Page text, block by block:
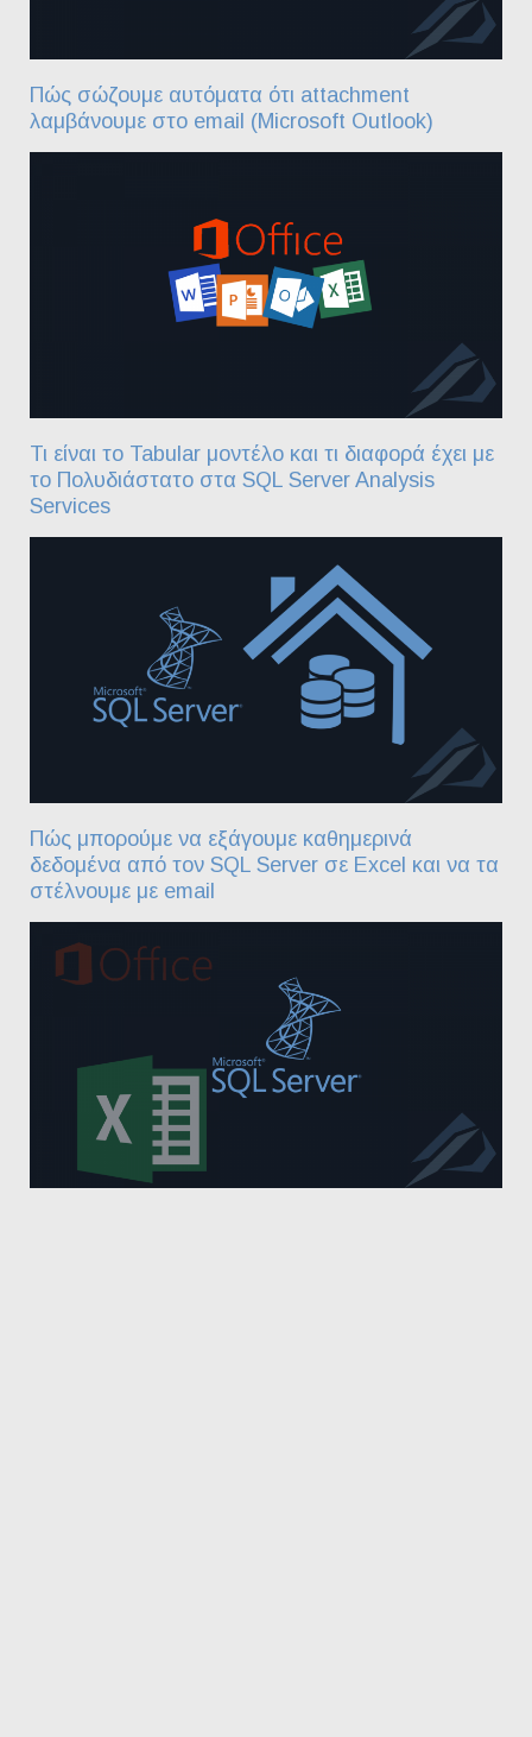
Πώς σώζουμε αυτόματα ότι attachment
λαμβάνουμε στο email (Microsoft Outlook)
Τι είναι το Tabular μοντέλο και τι διαφορά έχει με
το Πολυδιάστατο στα SQL Server Analysis
Services
Πώς μπορούμε να εξάγουμε καθημερινά
δεδομένα από τον SQL Server σε Excel και να τα
στέλνουμε με email